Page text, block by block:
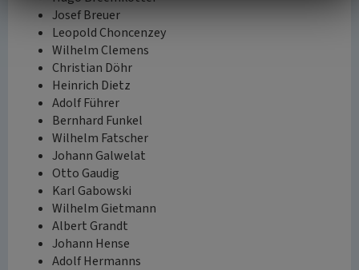
Josef Breuer
Leopold Choncenzey
Wilhelm Clemens
Christian Döhr
Heinrich Dietz
Adolf Führer
Bernhard Funkel
Wilhelm Fatscher
Johann Galwelat
Otto Gaudig
Karl Gabowski
Wilhelm Gietmann
Albert Grandt
Johann Hense
Adolf Hermanns